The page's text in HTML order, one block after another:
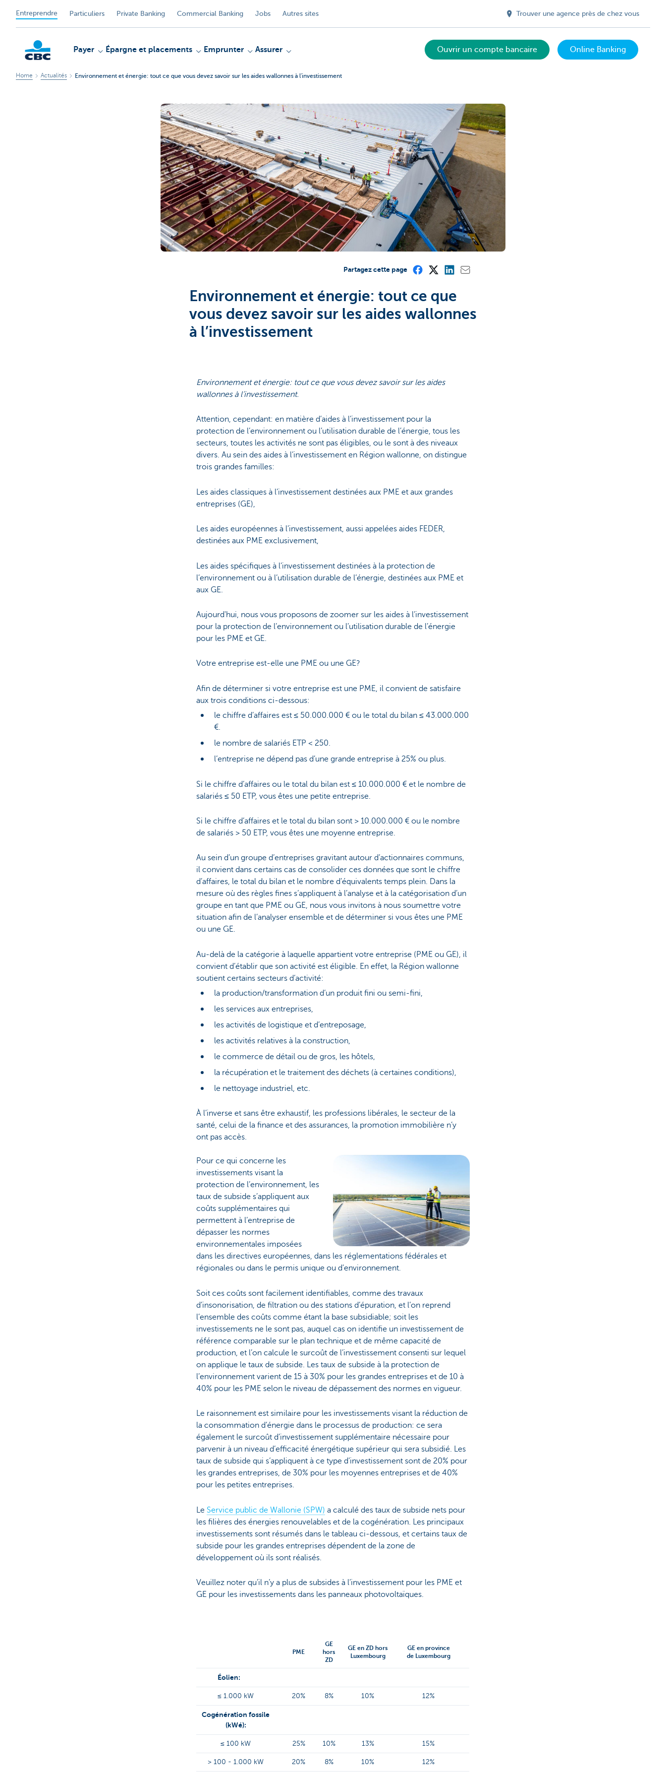
Entreprendre Particuliers Private Banking Commercial Banking Jobs Autres sites Trouver une agence près de chez vous
Payer Épargne et placements Emprunter Assurer Ouvrir un compte bancaire Online Banking
Home Actualités Environnement et énergie: tout ce que vous devez savoir sur les aides wallonnes à l'investissement
Partagez cette page
Environnement et énergie: tout ce que
vous devez savoir sur les aides wallonnes
à l’investissement
Environnement et énergie: tout ce que vous devez savoir sur les aides
wallonnes à l’investissement.
Attention, cependant: en matière d’aides à l’investissement pour la
protection de l’environnement ou l’utilisation durable de l’énergie, tous les
secteurs, toutes les activités ne sont pas éligibles, ou le sont à des niveaux
divers. Au sein des aides à l’investissement en Région wallonne, on distingue
trois grandes familles:
Les aides classiques à l’investissement destinées aux PME et aux grandes
entreprises (GE),
Les aides européennes à l’investissement, aussi appelées aides FEDER,
destinées aux PME exclusivement,
Les aides spécifiques à l’investissement destinées à la protection de
l’environnement ou à l’utilisation durable de l’énergie, destinées aux PME et
aux GE.
Aujourd'hui, nous vous proposons de zoomer sur les aides à l’investissement
pour la protection de l’environnement ou l’utilisation durable de l’énergie
pour les PME et GE.
Votre entreprise est-elle une PME ou une GE?
Afin de déterminer si votre entreprise est une PME, il convient de satisfaire
aux trois conditions ci-dessous:
le chiffre d’affaires est ≤ 50.000.000 € ou le total du bilan ≤ 43.000.000
€.
le nombre de salariés ETP < 250.
l’entreprise ne dépend pas d’une grande entreprise à 25% ou plus.
Si le chiffre d’affaires ou le total du bilan est ≤ 10.000.000 € et le nombre de
salariés ≤ 50 ETP, vous êtes une petite entreprise.
Si le chiffre d’affaires et le total du bilan sont > 10.000.000 € ou le nombre
de salariés > 50 ETP, vous êtes une moyenne entreprise.
Au sein d’un groupe d’entreprises gravitant autour d’actionnaires communs,
il convient dans certains cas de consolider ces données que sont le chiffre
d’affaires, le total du bilan et le nombre d’équivalents temps plein. Dans la
mesure où des règles fines s’appliquent à l’analyse et à la catégorisation d’un
groupe en tant que PME ou GE, nous vous invitons à nous soumettre votre
situation afin de l’analyser ensemble et de déterminer si vous êtes une PME
ou une GE.
Au-delà de la catégorie à laquelle appartient votre entreprise (PME ou GE), il
convient d’établir que son activité est éligible. En effet, la Région wallonne
soutient certains secteurs d’activité:
la production/transformation d’un produit fini ou semi-fini,
les services aux entreprises,
les activités de logistique et d’entreposage,
les activités relatives à la construction,
le commerce de détail ou de gros, les hôtels,
la récupération et le traitement des déchets (à certaines conditions),
le nettoyage industriel, etc.
À l’inverse et sans être exhaustif, les professions libérales, le secteur de la
santé, celui de la finance et des assurances, la promotion immobilière n’y
ont pas accès.
Pour ce qui concerne les
investissements visant la
protection de l’environnement, les
taux de subside s’appliquent aux
coûts supplémentaires qui
permettent à l’entreprise de
dépasser les normes
environnementales imposées
dans les directives européennes, dans les réglementations fédérales et
régionales ou dans le permis unique ou d’environnement.
Soit ces coûts sont facilement identifiables, comme des travaux
d’insonorisation, de filtration ou des stations d’épuration, et l’on reprend
l’ensemble des coûts comme étant la base subsidiable; soit les
investissements ne le sont pas, auquel cas on identifie un investissement de
référence comparable sur le plan technique et de même capacité de
production, et l’on calcule le surcoût de l’investissement consenti sur lequel
on applique le taux de subside. Les taux de subside à la protection de
l’environnement varient de 15 à 30% pour les grandes entreprises et de 10 à
40% pour les PME selon le niveau de dépassement des normes en vigueur.
Le raisonnement est similaire pour les investissements visant la réduction de
la consommation d’énergie dans le processus de production: ce sera
également le surcoût d’investissement supplémentaire nécessaire pour
parvenir à un niveau d’efficacité énergétique supérieur qui sera subsidié. Les
taux de subside qui s’appliquent à ce type d’investissement sont de 20% pour
les grandes entreprises, de 30% pour les moyennes entreprises et de 40%
pour les petites entreprises.
Le Service public de Wallonie (SPW) a calculé des taux de subside nets pour
les filières des énergies renouvelables et de la cogénération. Les principaux
investissements sont résumés dans le tableau ci-dessous, et certains taux de
subside pour les grandes entreprises dépendent de la zone de
développement où ils sont réalisés.
Veuillez noter qu’il n’y a plus de subsides à l’investissement pour les PME et
GE pour les investissements dans les panneaux photovoltaïques.
PME
GE
hors
ZD
GE en ZD hors
Luxembourg
GE en province
de Luxembourg
Éolien:
≤ 1.000 kW 20% 8% 10% 12%
Cogénération fossile
(kWé):
≤ 100 kW 25% 10% 13% 15%
> 100 - 1.000 kW 20% 8% 10% 12%